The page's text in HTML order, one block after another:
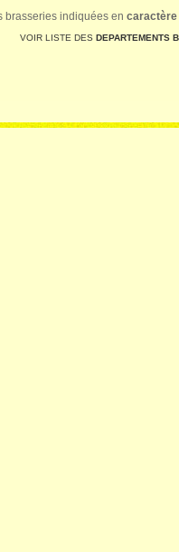
brasseries indiquées en caractère
VOIR LISTE DES DEPARTEMENTS